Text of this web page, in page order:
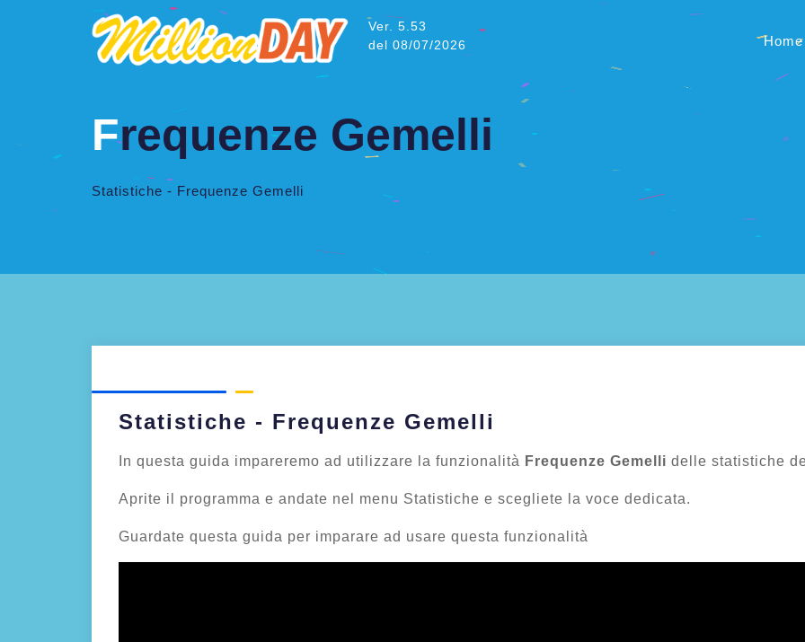
Ver. 5.53
del 08/07/2026
Home
Frequenze Gemelli
Statistiche - Frequenze Gemelli
Statistiche - Frequenze Gemelli
In questa guida impareremo ad utilizzare la funzionalità Frequenze Gemelli delle statistiche
Aprite il programma e andate nel menu Statistiche e scegliete la voce dedicata.
Guardate questa guida per imparare ad usare questa funzionalità